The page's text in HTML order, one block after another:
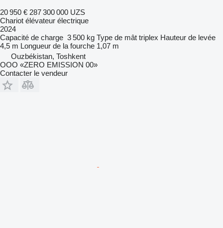
20 950 € 287 300 000 UZS
Chariot élévateur électrique
2024
Capacité de charge 3 500 kg Type de mât triplex Hauteur de levée
4,5 m Longueur de la fourche 1,07 m
Ouzbékistan, Toshkent
OOO «ZERO EMISSION 00»
Contacter le vendeur